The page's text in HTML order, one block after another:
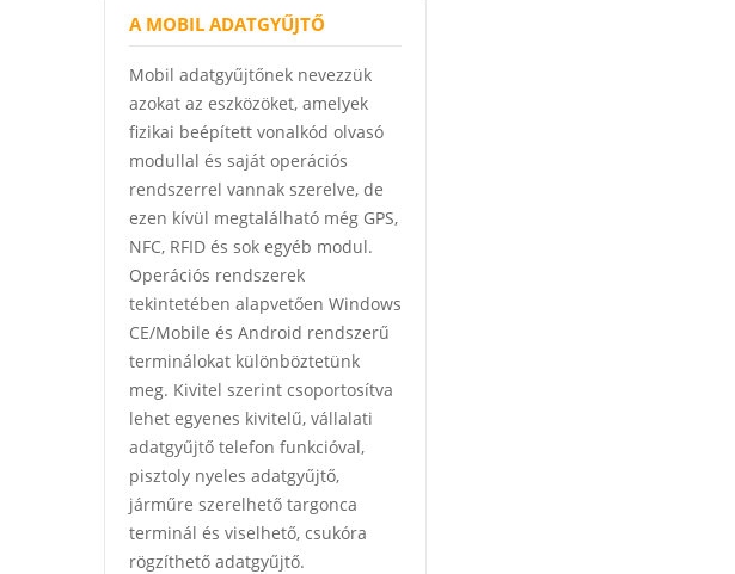
A MOBIL ADATGYŰJTŐ
Mobil adatgyűjtőnek nevezzük
azokat az eszközöket, amelyek
fizikai beépített vonalkód olvasó
modullal és saját operációs
rendszerrel vannak szerelve, de
ezen kívül megtalálható még GPS,
NFC, RFID és sok egyéb modul.
Operációs rendszerek
tekintetében alapvetően Windows
CE/Mobile és Android rendszerű
terminálokat különböztetünk
meg. Kivitel szerint csoportosítva
lehet egyenes kivitelű, vállalati
adatgyűjtő telefon funkcióval,
pisztoly nyeles adatgyűjtő,
járműre szerelhető targonca
terminál és viselhető, csukóra
rögzíthető adatgyűjtő.